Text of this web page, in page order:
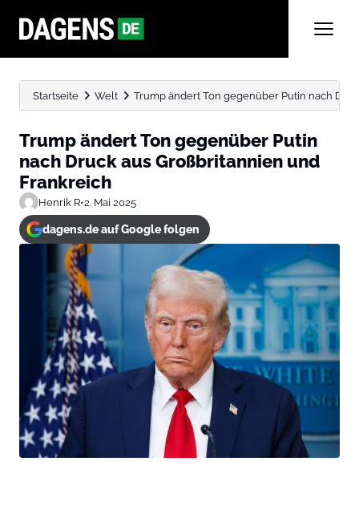
Startseite Welt Trump ändert Ton gegenüber Putin nach
Trump ändert Ton gegenüber Putin
nach Druck aus Großbritannien und
Frankreich
Henrik R•2. Mai 2025
dagens.de auf Google folgen